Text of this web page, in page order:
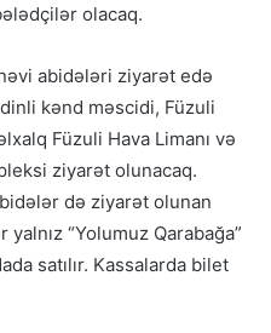
olacaq.
abidələri ziyarət edə
kənd məscidi, Füzuli
Füzuli Hava Limanı və
ziyarət olunacaq.
də ziyarət olunan
“Yolumuz Qarabağa”
satılır. Kassalarda bilet